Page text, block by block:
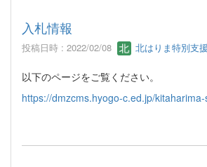
入札情報
投稿日時 : 2022/02/08 北はりま特別支
以下のページをご覧ください。
https://dmzcms.hyogo-c.ed.jp/